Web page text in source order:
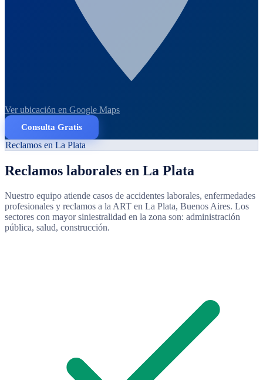
Ver ubicación en Google Maps
Consulta Gratis
Reclamos en La Plata
Reclamos laborales en La Plata
Nuestro equipo atiende casos de accidentes laborales, enfermedades
profesionales y reclamos a la ART en La Plata, Buenos Aires. Los
sectores con mayor siniestralidad en la zona son: administración
pública, salud, construcción.